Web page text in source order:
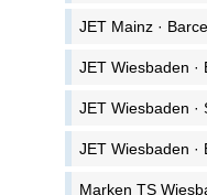
JET Mainz ·
JET Wiesbaden ·
JET Wiesbaden ·
JET Wiesbaden ·
Marken TS